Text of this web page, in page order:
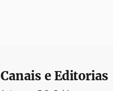
Canais e Editorias